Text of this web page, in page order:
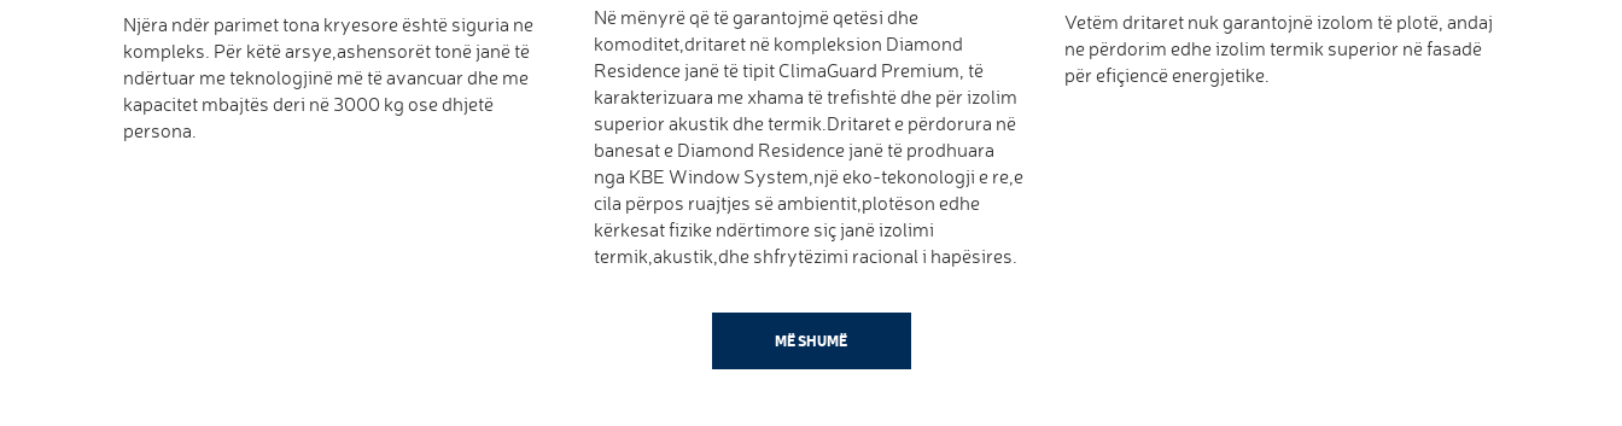
Njëra ndër parimet tona kryesore është siguria ne
kompleks. Për këtë arsye,ashensorët tonë janë të
ndërtuar me teknologjinë më të avancuar dhe me
kapacitet mbajtës deri në 3000 kg ose dhjetë
persona.
Në mënyrë që të garantojmë qetësi dhe
komoditet,dritaret në kompleksion Diamond
Residence janë të tipit ClimaGuard Premium, të
karakterizuara me xhama të trefishtë dhe për izolim
superior akustik dhe termik.Dritaret e përdorura në
banesat e Diamond Residence janë të prodhuara
nga KBE Window System,një eko-tekonologji e re,e
cila përpos ruajtjes së ambientit,plotëson edhe
kërkesat fizike ndërtimore siç janë izolimi
termik,akustik,dhe shfrytëzimi racional i hapësires.
Vetëm dritaret nuk garantojnë izolom të plotë, andaj
ne përdorim edhe izolim termik superior në fasadë
për efiçiencë energjetike.
MË SHUMË